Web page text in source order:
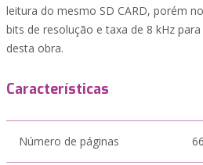
leitura do mesmo SD CARD, porém
bits de resolução e taxa de 8 kHz
desta obra.
Características
Número de páginas 66